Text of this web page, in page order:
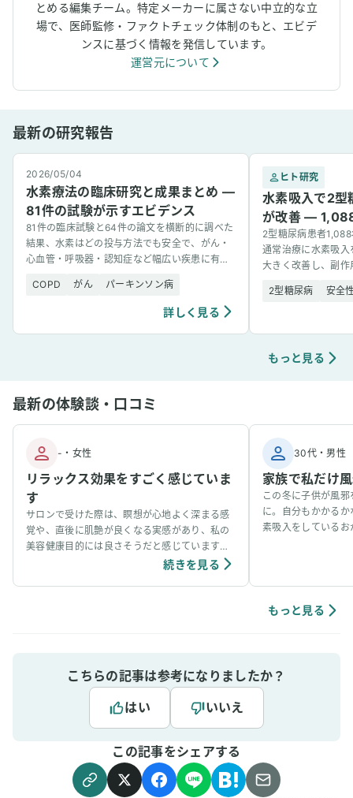
とめる編集チーム。特定メーカーに属さない中立的な立
場で、医師監修・ファクトチェック体制のもと、エビデ
ンスに基づく情報を発信しています。
運営元について
最新の研究報告
2026/05/04
水素療法の臨床研究と成果まとめ —
81件の試験が示すエビデンス
81件の臨床試験と64件の論文を横断的に調べた
結果、水素はどの投与方法でも安全で、がん・
心血管・呼吸器・認知症など幅広い疾患に有望
COPD
がん パーキンソン病
詳しく見る
ヒト研究
水素吸入で2型
が改善 —
2型糖尿病患者
通常治療に水素吸
大きく改善し、副
2型糖尿病 安全
もっと見る
最新の体験談・口コミ
- ・ 女性
リラックス効果をすごく感じていま
す
サロンで受けた際は、瞑想が心地よく深まる感
覚や、直後に肌艶が良くなる実感があり、私の
美容健康目的には良さそうだと感じています。
個人の感想ではありますが、吸入中は、脳波が
続きを見る
30代・男性
家族で私だけ
この冬に子供が風
に。自分もかかる
素吸入をしている
もっと見る
こちらの記事は参考になりましたか？
はい
いいえ
この記事をシェアする